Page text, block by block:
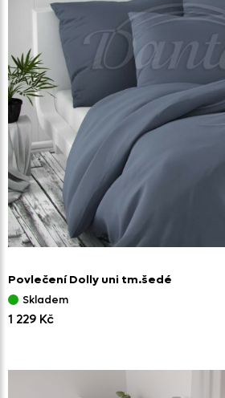
Povlečení Dolly uni tm.šedé
Skladem
1 229 Kč